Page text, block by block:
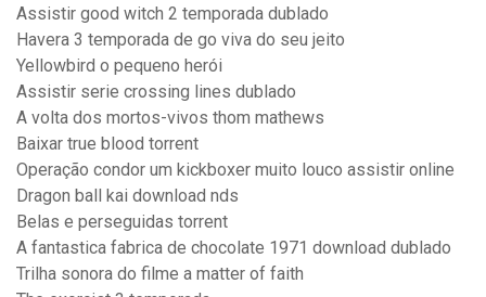
Assistir good witch 2 temporada dublado
Havera 3 temporada de go viva do seu jeito
Yellowbird o pequeno herói
Assistir serie crossing lines dublado
A volta dos mortos-vivos thom mathews
Baixar true blood torrent
Operação condor um kickboxer muito louco assistir online
Dragon ball kai download nds
Belas e perseguidas torrent
A fantastica fabrica de chocolate 1971 download dublado
Trilha sonora do filme a matter of faith